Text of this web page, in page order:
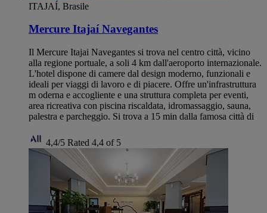
ITAJAÍ, Brasile
Mercure Itajaí Navegantes
Il Mercure Itajai Navegantes si trova nel centro città, vicino
alla regione portuale, a soli 4 km dall'aeroporto internazionale.
L'hotel dispone di camere dal design moderno, funzionali e
ideali per viaggi di lavoro e di piacere. Offre un'infrastruttura
m oderna e accogliente e una struttura completa per eventi,
area ricreativa con piscina riscaldata, idromassaggio, sauna,
palestra e parcheggio. Si trova a 15 min dalla famosa città di
4,4/5 Rated 4,4 of 5